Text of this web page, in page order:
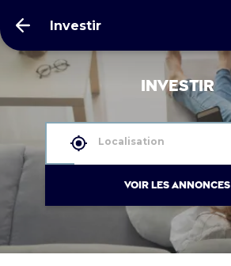
Investir
Investir
Localisation
VOIR LES ANNONCES